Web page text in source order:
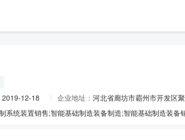
2019-12-18 企业地址： 河北省廊坊市霸州市开发区